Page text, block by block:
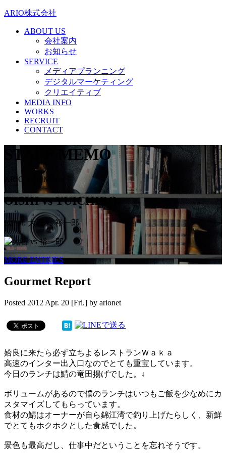
ARIO株式会社
ABOUT US
会社案内
お知らせ
SERVICE
メディアプランニング
デジタルマーケティング
クリエイティブ
MEDIA INFO
WORKS
RECRUIT
CONTACT
STAFF MEMO
ARIO Staff Memo
OISHI vs YUICHIRO
Editor: 大石 vs 裕一郎
MORE ENTRIES
Gourmet Report
Posted 2012 Apr. 20 [Fri.] by arionet
姶良に来たら必ず立ちよるレストランＷａｋａ
高速のインター出入口なのでとても重宝しています。
今日のランチは鯖の竜田揚げでした。↓
ボリュームがあるので僕のランチはいつもご飯を少なめにカ
スタマイズしてもらっています。
食材の鯖はオーナーが自ら錦江湾で釣り上げたらしく、新鮮
でとてもホクホクとした食感でした。
景色も最高だし、仕事中だということを忘れそうです。